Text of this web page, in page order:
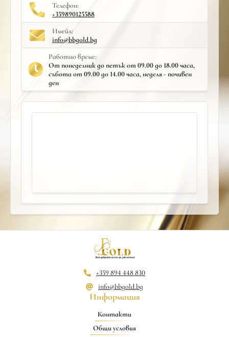
Телефон:
+359890125588
Имейл:
info@bbgold.bg
Работно време:
От понеделник до петък от 09.00 до 18.00 часа,
събота от 09.00 до 14.00 часа, неделя - почивен
ден
+359 894 448 830
info@bbgold.bg
Информация
Контакти
Общи условия